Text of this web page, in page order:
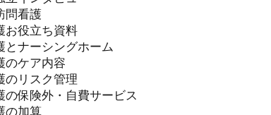
問看護
お役立ち資料
とナーシングホーム
のケア内容
のリスク管理
の保険外・自費サービス
の加算